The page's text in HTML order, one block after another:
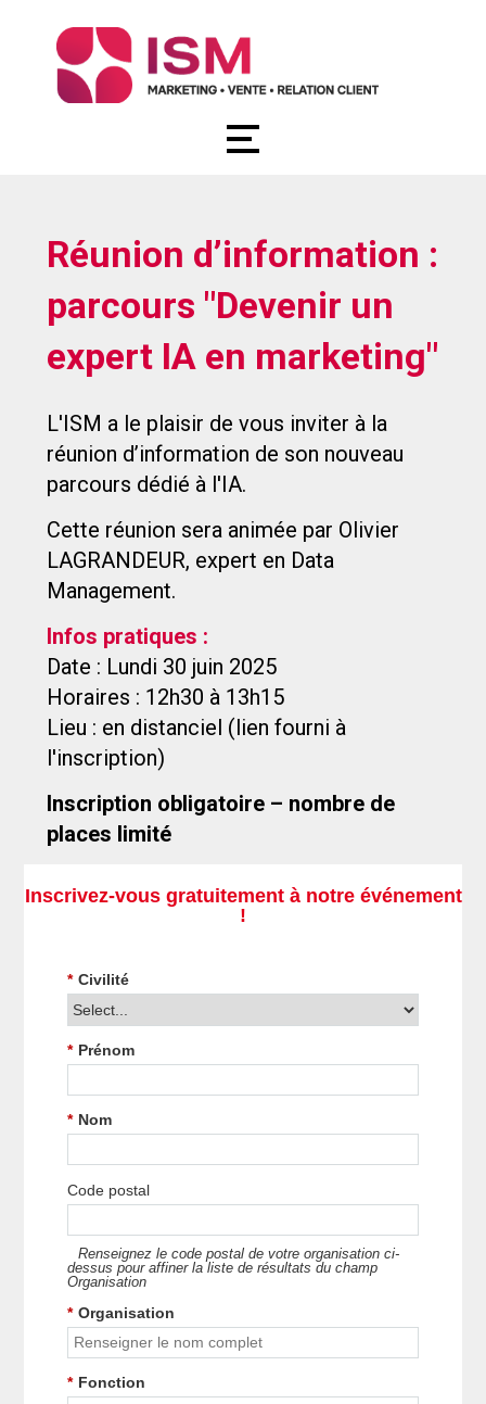
Open
Menu
Au programme
Les intervenants
Qui sommes-nous ?
Réunion d’information :
parcours "Devenir un
expert IA en marketing"
L'ISM a le plaisir de vous inviter à la
réunion d’information de son nouveau
parcours dédié à l'IA.
Cette réunion sera animée par Olivier
LAGRANDEUR, expert en Data
Management.
Infos pratiques :
Date : Lundi 30 juin 2025
Horaires : 12h30 à 13h15
Lieu : en distanciel (lien fourni à
l'inscription)
Inscription obligatoire – nombre de
places limité
Inscrivez-vous gratuitement à notre événement​
!
* Civilité
* Prénom
* Nom
Code postal
Renseignez le code postal de votre organisation ci-
dessus pour affiner la liste de résultats du champ
Organisation
* Organisation
* Fonction